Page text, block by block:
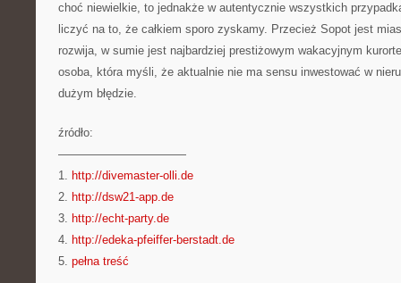
choć niewielkie, to jednakże w autentycznie wszystkich
liczyć na to, że całkiem sporo zyskamy. Przecież Sopot jest
rozwija, w sumie jest najbardziej prestiżowym wakacyjnym
osoba, która myśli, że aktualnie nie ma sensu inwestować w
dużym błędzie.
źródło:
———————————
1. http://divemaster-olli.de
2. http://dsw21-app.de
3. http://echt-party.de
4. http://edeka-pfeiffer-berstadt.de
5. pełna treść